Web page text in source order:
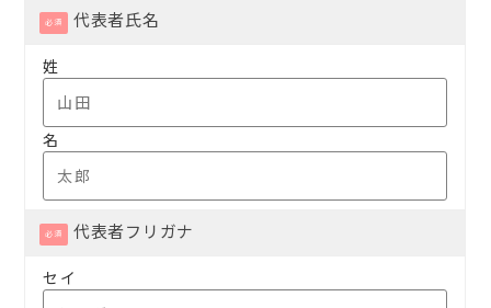
必須 代表者氏名
姓
名
必須 代表者フリガナ
セイ